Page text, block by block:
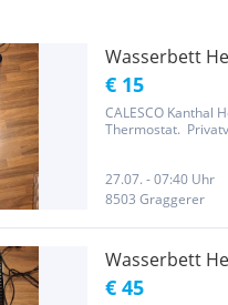
Wasserbett
€ 15
CALESCO Kanthal
Thermostat.
27.07. - 07:40 Uhr
8503 Graggerer
Wasserbett
€ 45